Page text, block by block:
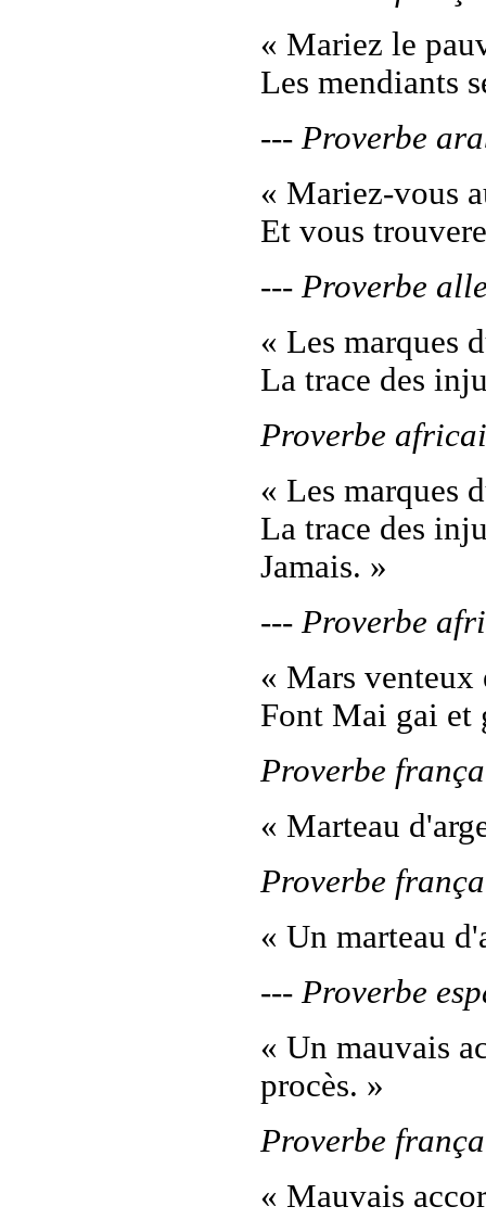
« Mariez le
Les mendiants
--- Proverbe
« Mariez-vous
Et vous
--- Proverbe
« Les marques
La trace des
Proverbe
« Les marques
La trace des
Jamais. »
--- Proverbe
« Mars
Font Mai gai et
Proverbe
« Marteau
Proverbe
« Un marteau
--- Proverbe
« Un mauvais
procès. »
Proverbe
« Mauvais